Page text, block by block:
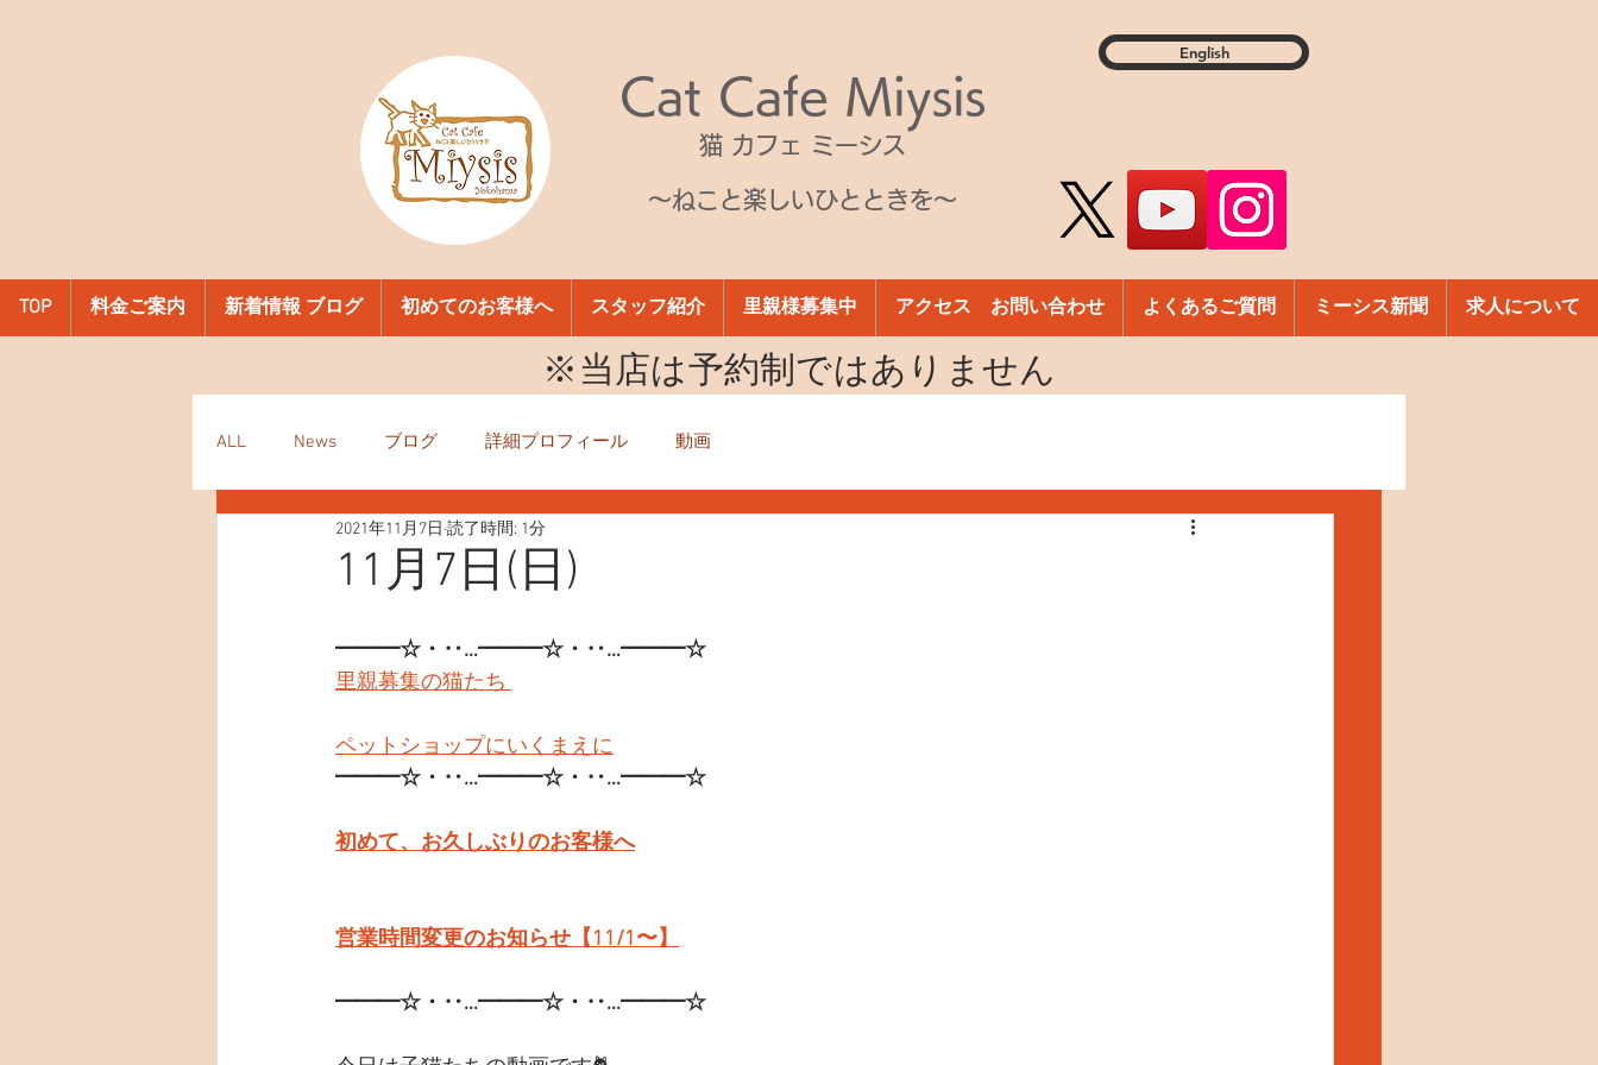
Cat Cafe Miysis
猫 カフェ ミーシス
～ねこと楽しいひとときを～
English
TOP 料金ご案内 新着情報 ブログ 初めてのお客様へ スタッフ紹介 里親様募集中 アクセス お問い合わせ よくあるご質問 ミーシス新聞 求人について
​※当店は予約制ではありません
ALL News ブログ 詳細プロフィール 動画
11月7日(日)
2021年11月7日 読了時間: 1分
━━━☆・‥…━━━☆・‥…━━━☆
里親募集の猫たち
ペットショップにいくまえに
━━━☆・‥…━━━☆・‥…━━━☆
初めて、お久しぶりのお客様へ
営業時間変更のお知らせ【11/1〜】
━━━☆・‥…━━━☆・‥…━━━☆